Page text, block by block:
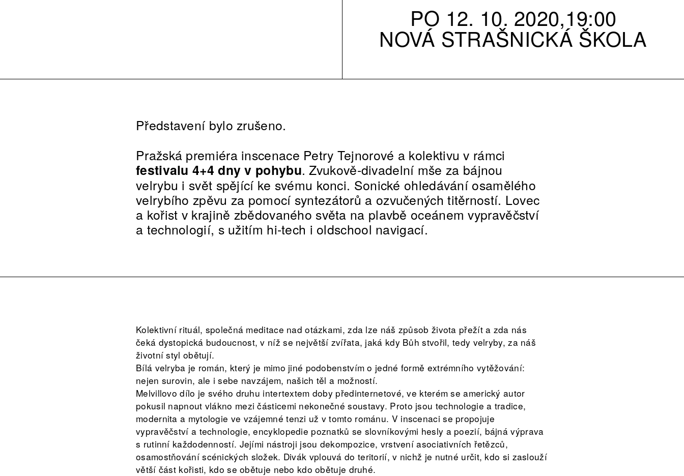
PO 12. 10. 2020,19:00
NOVÁ STRAŠNICKÁ ŠKOLA
Představení bylo zrušeno.
Pražská premiéra inscenace Petry Tejnorové a kolektivu v rámci
festivalu 4+4 dny v pohybu. Zvukově-divadelní mše za bájnou
velrybu i svět spějící ke svému konci. Sonické ohledávání osamělého
velrybího zpěvu za pomocí syntezátorů a ozvučených titěrností. Lovec
a kořist v krajině zbědovaného světa na plavbě oceánem vypravěčství
a technologií, s užitím hi-tech i oldschool navigací.
Kolektivní rituál, společná meditace nad otázkami, zda lze náš způsob života přežít a zda nás
čeká dystopická budoucnost, v níž se největší zvířata, jaká kdy Bůh stvořil, tedy velryby, za náš
životní styl obětují.
Bílá velryba je román, který je mimo jiné podobenstvím o jedné formě extrémního vytěžování:
nejen surovin, ale i sebe navzájem, našich těl a možností.
Melvillovo dílo je svého druhu intertextem doby předinternetové, ve kterém se americký autor
pokusil napnout vlákno mezi částicemi nekonečné soustavy. Proto jsou technologie a tradice,
modernita a mytologie ve vzájemné tenzi už v tomto románu. V inscenaci se propojuje
vypravěčství a technologie, encyklopedie poznatků se slovníkovými hesly a poezií, bájná výprava
s rutinní každodenností. Jejími nástroji jsou dekompozice, vrstvení asociativních řetězců,
osamostňování scénických složek. Divák vplouvá do teritorií, v nichž je nutné určit, kdo si zaslouží
větší část kořisti, kdo se obětuje nebo kdo obětuje druhé.